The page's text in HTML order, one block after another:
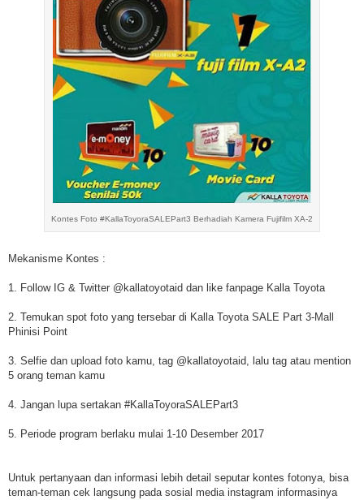
Kontes Foto #KallaToyoraSALEPart3 Berhadiah Kamera Fujifilm XA-2
Mekanisme Kontes :
1. Follow IG & Twitter @kallatoyotaid dan like fanpage Kalla Toyota
2. Temukan spot foto yang tersebar di Kalla Toyota SALE Part 3-Mall
Phinisi Point
3. Selfie dan upload foto kamu, tag @kallatoyotaid, lalu tag atau mention
5 orang teman kamu
4. Jangan lupa sertakan #KallaToyoraSALEPart3
5. Periode program berlaku mulai 1-10 Desember 2017
Untuk pertanyaan dan informasi lebih detail seputar kontes fotonya, bisa
teman-teman cek langsung pada sosial media instagram informasinya